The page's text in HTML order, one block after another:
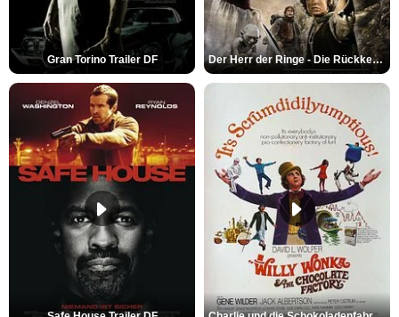
Gran Torino Trailer DF Der Herr der Ringe - Die Rückkehr des Königs Trailer OV